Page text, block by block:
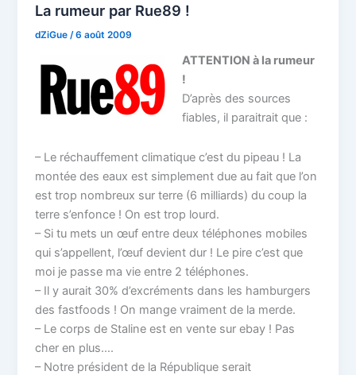
La rumeur par Rue89 !
dZiGue /6 août 2009
ATTENTION à la rumeur
!
D’après des sources
fiables, il paraitrait que :
– Le réchauffement climatique c’est du pipeau ! La
montée des eaux est simplement due au fait que l’on
est trop nombreux sur terre (6 milliards) du coup la
terre s’enfonce ! On est trop lourd.
– Si tu mets un œuf entre deux téléphones mobiles
qui s’appellent, l’œuf devient dur ! Le pire c’est que
moi je passe ma vie entre 2 téléphones.
– Il y aurait 30% d’excréments dans les hamburgers
des fastfoods ! On mange vraiment de la merde.
– Le corps de Staline est en vente sur ebay ! Pas
cher en plus….
– Notre président de la République serait